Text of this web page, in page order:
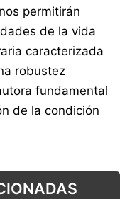
permitirán
de la vida
caracterizada
robustez
fundamental
de la condición